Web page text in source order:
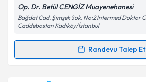
Kişisel verilerimin işlenmesine
'ni okudum ve kişisel
kapsamda işlenmesini kabul
Op. Dr. Betül CENGİZ Muayenehanesi
Bağdat Cad. Şimşek Sok. No:2 Intermed Doktor
Caddebostan Kadıköy/İstanbul
Randevu Talep Et
Randevu Takvimi Talebi